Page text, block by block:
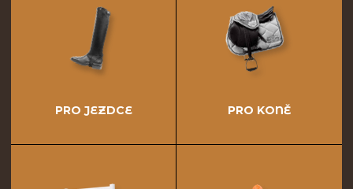
PRO JEZDCE PRO KONĚ